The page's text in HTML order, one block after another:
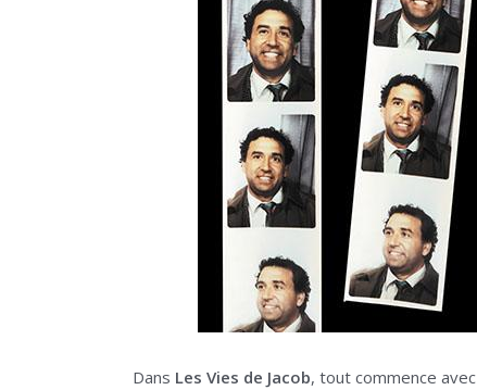
Dans Les Vies de Jacob, tout commence avec